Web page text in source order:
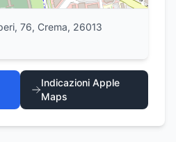
76, Crema, 26013
Indicazioni Apple
Maps